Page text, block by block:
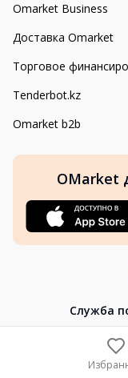
Omarket Business
Доставка Omarket
Торговое
Tenderbot.kz
Omarket b2b
OMarket
Cлужба